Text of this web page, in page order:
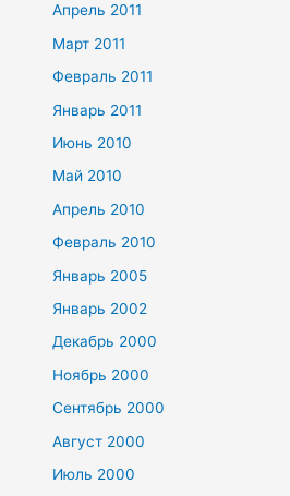
Апрель 2011
Март 2011
Февраль 2011
Январь 2011
Июнь 2010
Май 2010
Апрель 2010
Февраль 2010
Январь 2005
Январь 2002
Декабрь 2000
Ноябрь 2000
Сентябрь 2000
Август 2000
Июль 2000